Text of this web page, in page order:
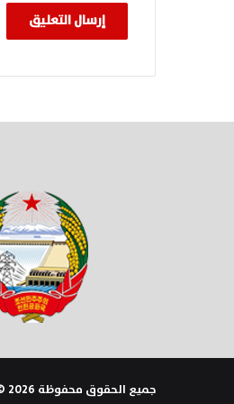
جميع الحقوق محفوظة 2026 © الملحقية الاقتصادية والتجارية الكورية